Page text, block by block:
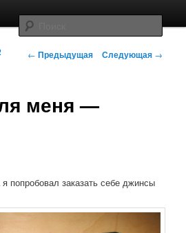
содержимомусодержимому
Навигация по записям
← Предыдущая Следующая →
меня —
попробовал заказать себе джинсы